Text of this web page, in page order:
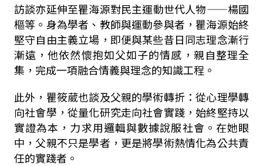
訪談亦延伸至瞿海源對民主運動世代人物——楊國
樞等。身為學者、教師與運動參與者，瞿海源始終
堅守自由主義立場，即便與某些昔日同志理念漸行
漸遠，他依然懷抱如父如子的情感，親自整理全
集，完成一項融合情義與理念的知識工程。
此外，瞿筱葳也談及父親的學術轉折：從心理學轉
向社會學，從量化研究走向社會實踐，始終堅持以
實證為本，力求用邏輯與數據說服社會。在她眼
中，父親不只是學者，更是將學術熱情化為公共責
任的實踐者。